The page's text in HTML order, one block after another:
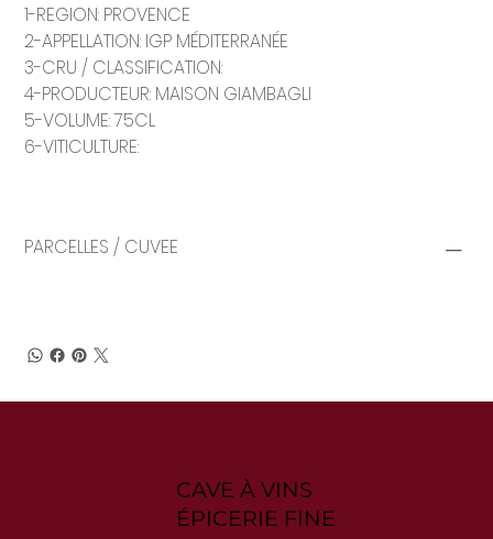
1-REGION: PROVENCE
2-APPELLATION: IGP MÉDITERRANÉE
3-CRU / CLASSIFICATION:
4-PRODUCTEUR: MAISON GIAMBAGLI
5-VOLUME: 75CL
6-VITICULTURE:
PARCELLES / CUVEE
CAVE À VINS
ÉPICERIE FINE